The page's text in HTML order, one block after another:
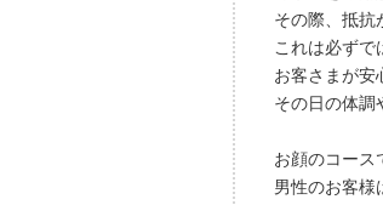
その際、抵抗
これは必ずで
お客さまが安
その日の体調
お顔のコース
男性のお客様